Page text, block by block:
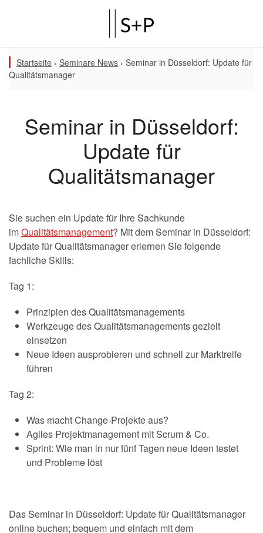
Startseite › Seminare News › Seminar in Düsseldorf: Update für
Qualitätsmanager
Seminar in Düsseldorf:
Update für
Qualitätsmanager
Sie suchen ein Update für Ihre Sachkunde
imQualitätsmanagement? Mit dem Seminar in Düsseldorf:
Update für Qualitätsmanager erlernen Sie folgende
fachliche Skills:
Tag 1:
Prinzipien des Qualitätsmanagements
Werkzeuge des Qualitätsmanagements gezielt
einsetzen
Neue Ideen ausprobieren und schnell zur Marktreife
führen
Tag 2:
Was macht Change-Projekte aus?
Agiles Projektmanagement mit Scrum & Co.
Sprint: Wie man in nur fünf Tagen neue Ideen testet
und Probleme löst
Das Seminar in Düsseldorf: Update für Qualitätsmanager
online buchen; bequem und einfach mit dem